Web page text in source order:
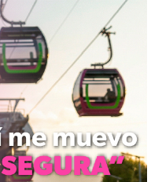
la convocatoria en su
nominaciones y más de
un 50 por ciento más
la riqueza y el orgullo
no lo define un
categorías se
emblemáticos: